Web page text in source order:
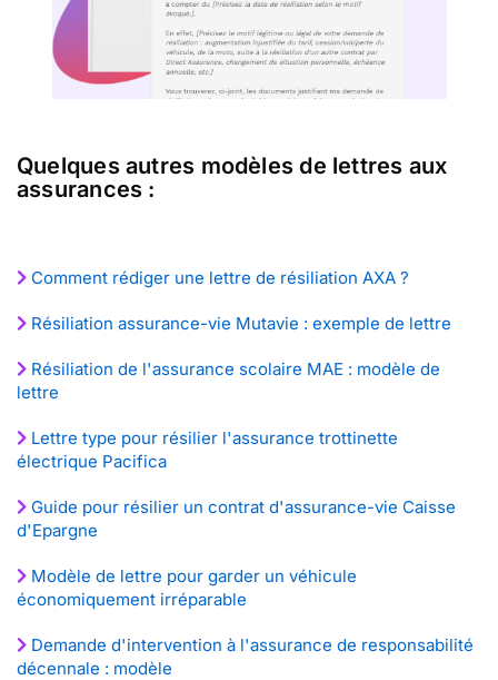
Quelques autres modèles de lettres aux
assurances :
Comment rédiger une lettre de résiliation AXA ?
Résiliation assurance-vie Mutavie : exemple de lettre
Résiliation de l'assurance scolaire MAE : modèle de
lettre
Lettre type pour résilier l'assurance trottinette
électrique Pacifica
Guide pour résilier un contrat d'assurance-vie Caisse
d'Epargne
Modèle de lettre pour garder un véhicule
économiquement irréparable
Demande d'intervention à l'assurance de responsabilité
décennale : modèle